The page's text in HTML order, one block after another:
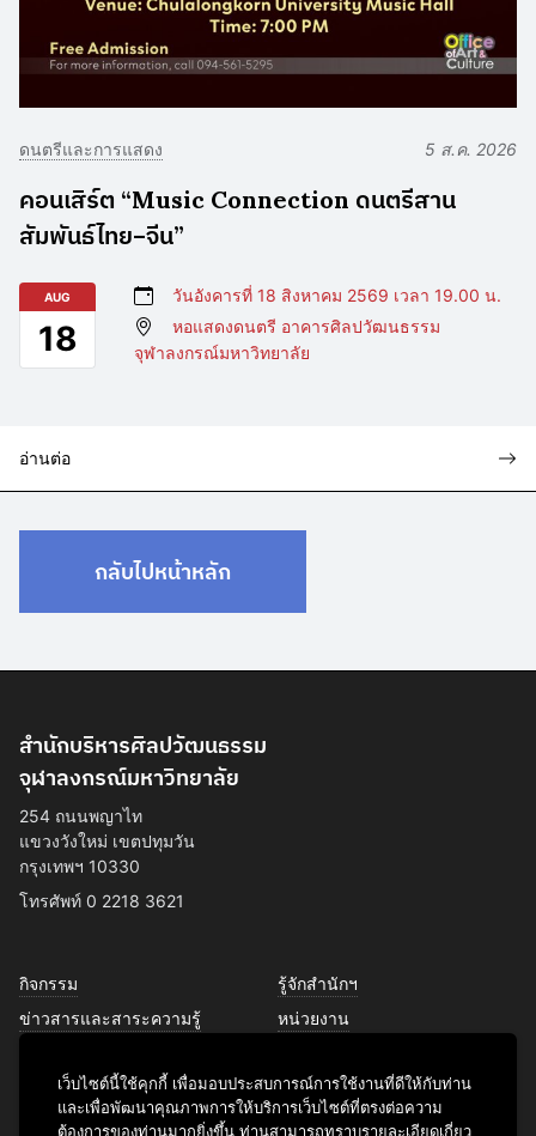
ดนตรีและการแสดง 5 ส.ค. 2026
คอนเสิร์ต “Music Connection ดนตรีสาน
สัมพันธ์ไทย–จีน”
AUG
18
วันอังคารที่ 18 สิงหาคม 2569 เวลา 19.00 น.
หอแสดงดนตรี อาคารศิลปวัฒนธรรม
จุฬาลงกรณ์มหาวิทยาลัย
อ่านต่อ
กลับไปหน้าหลัก
สำนักบริหารศิลปวัฒนธรรม
จุฬาลงกรณ์มหาวิทยาลัย
254 ถนนพญาไท
แขวงวังใหม่ เขตปทุมวัน
กรุงเทพฯ 10330
โทรศัพท์ 0 2218 3621
กิจกรรม
ข่าวสารและสาระความรู้
ศิลปวัฒนธรรม
รู้จักสำนักฯ
หน่วยงาน
บริการของเรา
ติดต่อเรา
เว็บไซต์นี้ใช้คุกกี้ เพื่อมอบประสบการณ์การใช้งานที่ดีให้กับท่าน
และเพื่อพัฒนาคุณภาพการให้บริการเว็บไซต์ที่ตรงต่อความ
ต้องการของท่านมากยิ่งขึ้น ท่านสามารถทราบรายละเอียดเกี่ยว